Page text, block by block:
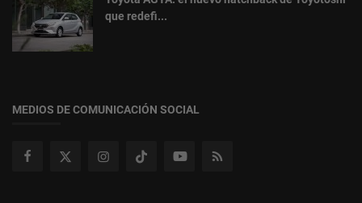
que redefi...
MEDIOS DE COMUNICACIÓN SOCIAL